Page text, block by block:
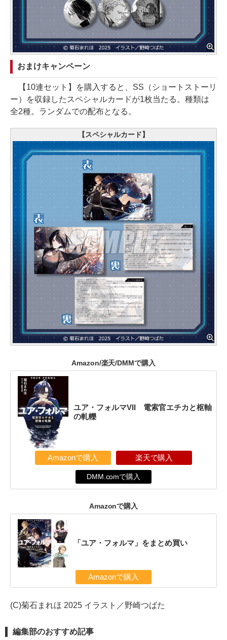
おまけキャンペーン
【10連セット】を購入すると、SS（ショートストーリ
ー）を収録したスペシャルカードが1枚当たる。種類は
全2種。ランダムでの配布となる。
【スペシャルカード】
Amazon/楽天/DMMで購入
ユア・フォルマVII 電索官エチカと枢軸
の軋轢
Amazonで購入 楽天で購入
DMM.comで購入
Amazonで購入
「ユア・フォルマ」をまとめ買い
Amazonで購入
(C)菊石まれほ 2025 イラスト／野崎つばた
編集部のおすすめ記事